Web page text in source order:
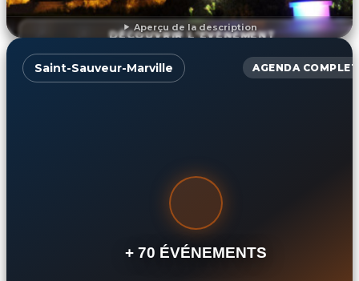
Aperçu de la description
DÉCOUVRIR L'ÉVÉNEMENT
Saint-Sauveur-Marville AGENDA COMPLET
+ 70 ÉVÉNEMENTS